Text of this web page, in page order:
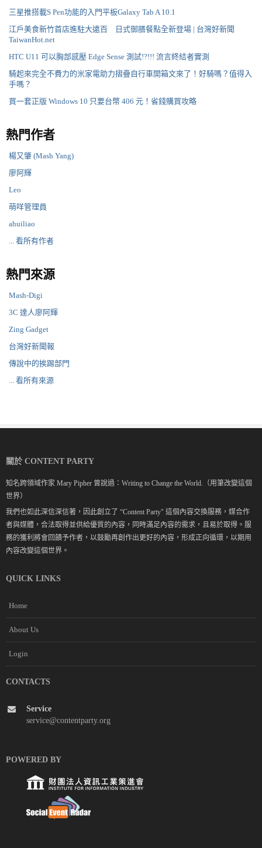
三星推搭載S Pen功能的入門平板Galaxy Tab A 10.1
江戶美食新竹首店進駐大遠百 日式御膳餐點全新登場 | 台灣好新聞
TaiwanHot.net
HTC U11 可以胸部感壓 Edge Sense 測試!?!!! 流言終結者實測
騎起來完全不費力的米家電助力摺疊自行車開箱文來了！好騎嗎？值得入
手嗎？
買一套正版 Windows 10 只要台幣 406 元！省錢購買攻略
熱門作者
楊又肇 (Mash Yang)
廖阿輝
Leo
萌咩管理員
ahuiliao
... 看所有作者
熱門來源
Mash-Digi
3C 達人廖阿輝
Zing Gadget
台灣好新聞報
傳說中的挨踢部門
... 看所有來源
關於 CONTENT PARTY
知名跨領域作家 Mary Pipher 曾說過：Writing to Change the World.（用筆改變這個
世界）
我們也如此深信深信著，因此創立了 “Content Party" 這個內容交換服務，媒合作
者與媒體，合法取得並供給優質的內容，同時滿足內容的需求，且易於取得。服
務的獲利將會回饋予作者，以鼓勵再創作出更好的內容，形成正向循環，以期用
內容改變這個世界。
QUICK LINKS
Home
About Us
Login
CONTACTS
Service
service@contentparty.org
POWERED BY